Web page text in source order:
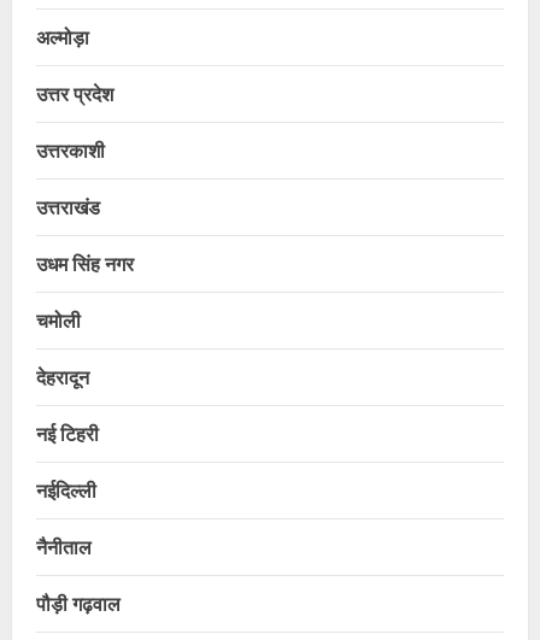
अल्मोड़ा
उत्तर प्रदेश
उत्तरकाशी
उत्तराखंड
उधम सिंह नगर
चमोली
देहरादून
नई टिहरी
नईदिल्ली
नैनीताल
पौड़ी गढ़वाल